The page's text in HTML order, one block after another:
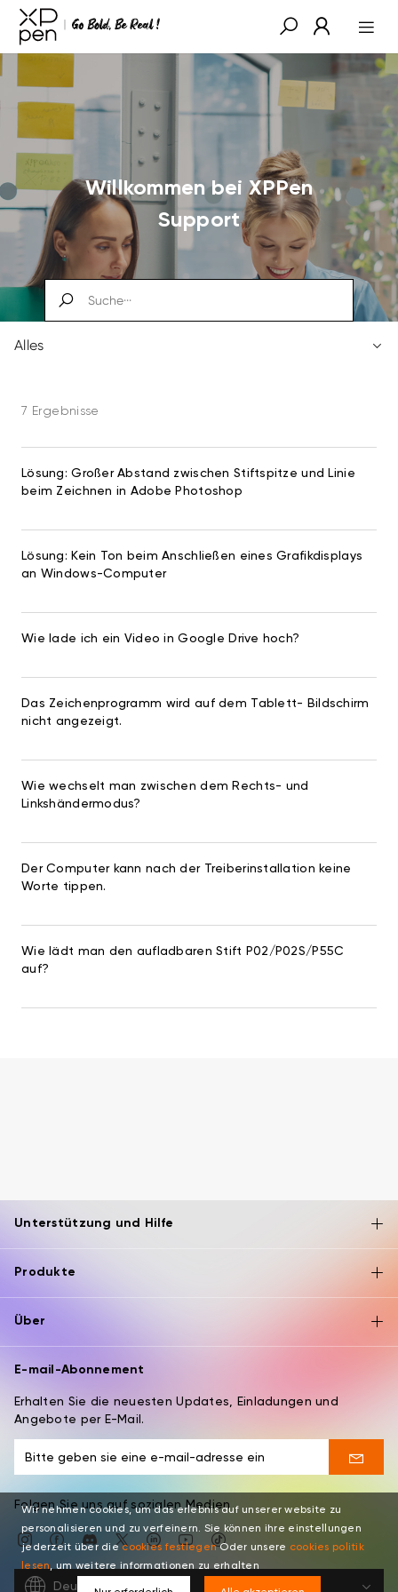
Willkommen bei XPPen
Support
Alles
7 Ergebnisse
Lösung: Großer Abstand zwischen Stiftspitze und Linie
beim Zeichnen in Adobe Photoshop
Lösung: Kein Ton beim Anschließen eines Grafikdisplays
an Windows-Computer
Wie lade ich ein Video in Google Drive hoch?
Das Zeichenprogramm wird auf dem Tablett- Bildschirm
nicht angezeigt.
Wie wechselt man zwischen dem Rechts- und
Linkshändermodus?
Der Computer kann nach der Treiberinstallation keine
Worte tippen.
Wie lädt man den aufladbaren Stift P02/P02S/P55C
auf?
Unterstützung und Hilfe
Produkte
Über
E-mail-Abonnement
Erhalten Sie die neuesten Updates, Einladungen und
Angebote per E-Mail.
Folgen Sie uns auf sozialen Medien
Deutsch
Wir nehmen cookies, um das erlebnis auf unserer website zu
personalisieren und zu verfeinern. Sie können ihre einstellungen
jederzeit über die cookies festlegenOder unsere cookies politik
lesen, um weitere informationen zu erhalten